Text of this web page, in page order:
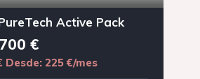
Active Pack
€
Desde: 225 €/mes